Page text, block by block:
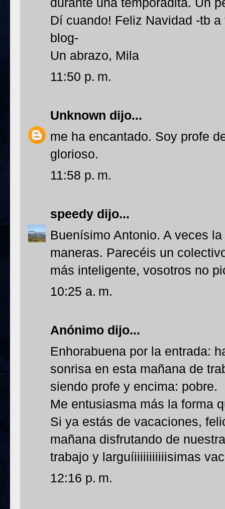
Dí cuando! Feliz Navidad -tb
blog-
Un abrazo, Mila
11:50 p. m.
Unknown dijo...
me ha encantado. Soy profe
glorioso.
11:58 p. m.
speedy dijo...
Buenísimo Antonio. A veces
maneras. Parecéis un
más inteligente, vosotros no
10:25 a. m.
Anónimo dijo...
Enhorabuena por la entrada:
sonrisa en esta mañana de
siendo profe y encima: pobre.
Me entusiasma más la forma
Si ya estás de vacaciones,
mañana disfrutando de
trabajo y larguíiiiiiiiiiiisimas
12:16 p. m.